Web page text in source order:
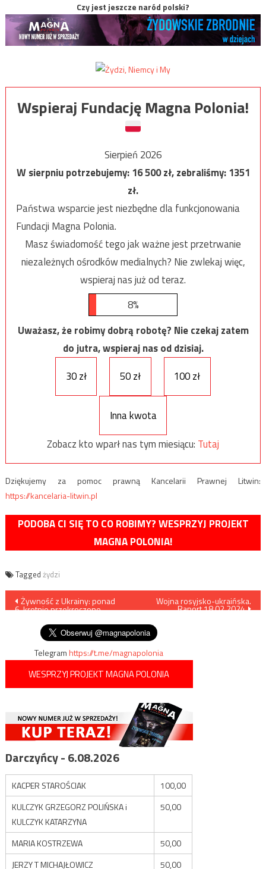
Czy jest jeszcze naród polski?
Wspieraj Fundację Magna Polonia!
Sierpień 2026
W sierpniu potrzebujemy:16 500zł, zebraliśmy:1351
zł.
Państwa wsparcie jest niezbędne dla funkcjonowania
Fundacji Magna Polonia.
Masz świadomość tego jak ważne jest przetrwanie
niezależnych ośrodków medialnych? Nie zwlekaj więc,
wspieraj nas już od teraz.
8%
Uważasz, że robimy dobrą robotę? Nie czekaj zatem
do jutra, wspieraj nas od dzisiaj.
30 zł
50 zł 100 zł
Inna kwota
Zobacz kto wparł nas tym miesiącu: Tutaj
Dziękujemy za pomoc prawną Kancelarii Prawnej Litwin:
https://kancelaria-litwin.pl
PODOBA CI SIĘ TO CO ROBIMY? WESPRZYJ PROJEKT
MAGNA POLONIA!
Tagged żydzi
Nawigacja
wpisu
Żywność z Ukrainy: ponad
6-krotnie przekroczone
Wojna rosyjsko-ukraińska.
Raport 18.02.2024
Telegramhttps://t.me/magnapolonia
WESPRZYJ PROJEKT MAGNA POLONIA
Darczyńcy - 6.08.2026
KACPER STAROŚCIAK
100,00
KULCZYK GRZEGORZ POLIŃSKA i
KULCZYK KATARZYNA
50,00
MARIA KOSTRZEWA
50,00
JERZY T MICHAJŁOWICZ
50,00